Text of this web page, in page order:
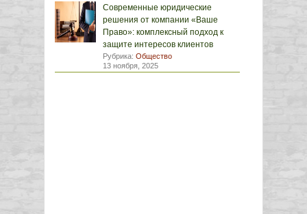
Современные юридические
решения от компании «Ваше
Право»: комплексный подход к
защите интересов клиентов
Рубрика: Общество
13 ноября, 2025